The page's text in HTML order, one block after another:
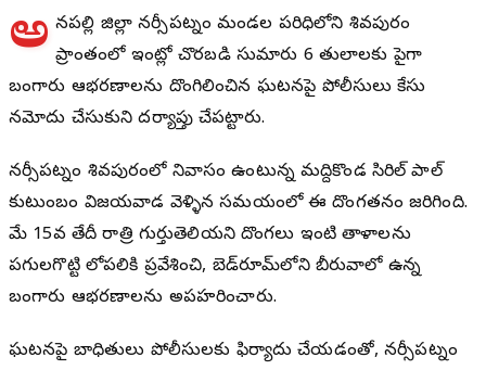
అ నకాపల్లి జిల్లా నర్సీపట్నం మండల పరిధిలోని శివపురం
ప్రాంతంలో ఇంట్లో చొరబడి సుమారు 6 తులాలకు పైగా
బంగారు ఆభరణాలను దొంగిలించిన ఘటనపై పోలీసులు కేసు
నమోదు చేసుకుని దర్యాప్తు చేపట్టారు.
నర్సీపట్నం శివపురంలో నివాసం ఉంటున్న మద్దికొండ సిరిల్ పాల్
కుటుంబం విజయవాడ వెళ్ళిన సమయంలో ఈ దొంగతనం జరిగింది.
మే 15వ తేదీ రాత్రి గుర్తుతెలియని దొంగలు ఇంటి తాళాలను
పగులగొట్టి లోపలికి ప్రవేశించి, బెడ్‌రూమ్‌లోని బీరువాలో ఉన్న
బంగారు ఆభరణాలను అపహరించారు.
ఘటనపై బాధితులు పోలీసులకు ఫిర్యాదు చేయడంతో, నర్సీపట్నం